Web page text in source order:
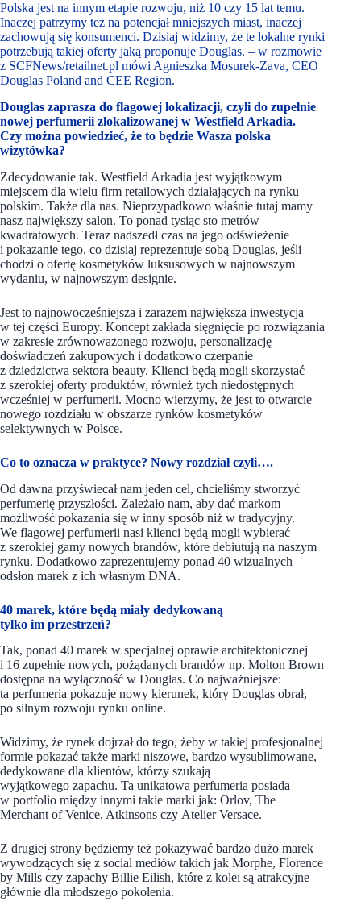
Polska jest na innym etapie rozwoju, niż 10 czy 15 lat temu.
Inaczej patrzymy też na potencjał mniejszych miast, inaczej
zachowują się konsumenci. Dzisiaj widzimy, że te lokalne rynki
potrzebują takiej oferty jaką proponuje Douglas. – w rozmowie
z SCFNews/retailnet.pl mówi Agnieszka Mosurek-Zava, CEO
Douglas Poland and CEE Region.
Douglas zaprasza do flagowej lokalizacji, czyli do zupełnie
nowej perfumerii zlokalizowanej w Westfield Arkadia.
Czy można powiedzieć, że to będzie Wasza polska
wizytówka?
Zdecydowanie tak. Westfield Arkadia jest wyjątkowym
miejscem dla wielu firm retailowych działających na rynku
polskim. Także dla nas. Nieprzypadkowo właśnie tutaj mamy
nasz największy salon. To ponad tysiąc sto metrów
kwadratowych. Teraz nadszedł czas na jego odświeżenie
i pokazanie tego, co dzisiaj reprezentuje sobą Douglas, jeśli
chodzi o ofertę kosmetyków luksusowych w najnowszym
wydaniu, w najnowszym designie.
Jest to najnowocześniejsza i zarazem największa inwestycja
w tej części Europy. Koncept zakłada sięgnięcie po rozwiązania
w zakresie zrównoważonego rozwoju, personalizację
doświadczeń zakupowych i dodatkowo czerpanie
z dziedzictwa sektora beauty. Klienci będą mogli skorzystać
z szerokiej oferty produktów, również tych niedostępnych
wcześniej w perfumerii. Mocno wierzymy, że jest to otwarcie
nowego rozdziału w obszarze rynków kosmetyków
selektywnych w Polsce.
Co to oznacza w praktyce? Nowy rozdział czyli….
Od dawna przyświecał nam jeden cel, chcieliśmy stworzyć
perfumerię przyszłości. Zależało nam, aby dać markom
możliwość pokazania się w inny sposób niż w tradycyjny.
We flagowej perfumerii nasi klienci będą mogli wybierać
z szerokiej gamy nowych brandów, które debiutują na naszym
rynku. Dodatkowo zaprezentujemy ponad 40 wizualnych
odsłon marek z ich własnym DNA.
40 marek, które będą miały dedykowaną
tylko im przestrzeń?
Tak, ponad 40 marek w specjalnej oprawie architektonicznej
i 16 zupełnie nowych, pożądanych brandów np. Molton Brown
dostępna na wyłączność w Douglas. Co najważniejsze:
ta perfumeria pokazuje nowy kierunek, który Douglas obrał,
po silnym rozwoju rynku online.
Widzimy, że rynek dojrzał do tego, żeby w takiej profesjonalnej
formie pokazać także marki niszowe, bardzo wysublimowane,
dedykowane dla klientów, którzy szukają
wyjątkowego zapachu. Ta unikatowa perfumeria posiada
w portfolio między innymi takie marki jak: Orlov, The
Merchant of Venice, Atkinsons czy Atelier Versace.
Z drugiej strony będziemy też pokazywać bardzo dużo marek
wywodzących się z social mediów takich jak Morphe, Florence
by Mills czy zapachy Billie Eilish, które z kolei są atrakcyjne
głównie dla młodszego pokolenia.